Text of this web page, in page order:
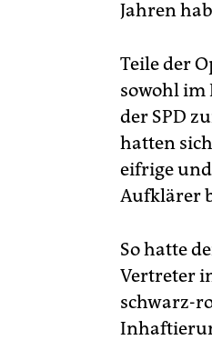
Jahren
Teile der
sowohl
der SPD
hatten
eifrige
Aufklärer
So hatte
Vertreter
schwarz-